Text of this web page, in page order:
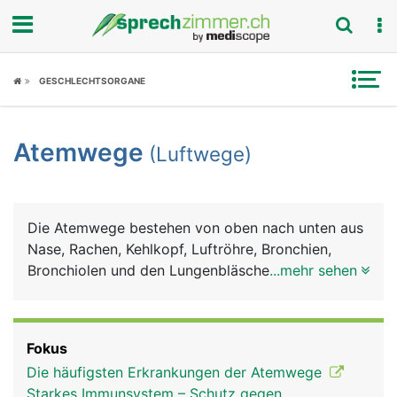
Fokus
Symptome
News
Rubriken
GESCHLECHTSORGANE
Atemwege (Luftwege)
Die Atemwege bestehen von oben nach unten aus
Nase, Rachen, Kehlkopf, Luftröhre, Bronchien,
Bronchiolen und den Lungenbläschen, in denen der
Atemwege bezeichnet, von der Luftröhre abwärts
als untere Atemwege. Auf dem Weg zur Lunge
...mehr sehen
Fokus
Die häufigsten Erkrankungen der Atemwege
Starkes Immunsystem – Schutz gegen